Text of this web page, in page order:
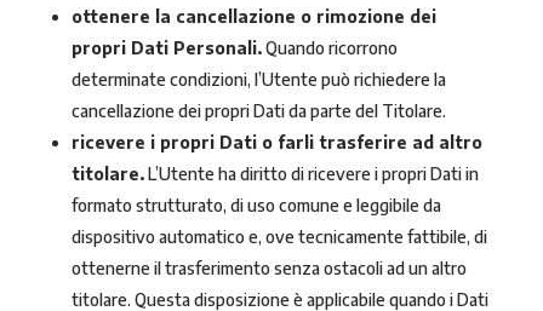
ottenere la cancellazione o rimozione dei
propri Dati Personali.Quando ricorrono
determinate condizioni, l’Utente può richiedere la
cancellazione dei propri Dati da parte del Titolare.
ricevere i propri Dati o farli trasferire ad altro
titolare.L’Utente ha diritto di ricevere i propri Dati in
formato strutturato, di uso comune e leggibile da
dispositivo automatico e, ove tecnicamente fattibile, di
ottenerne il trasferimento senza ostacoli ad un altro
titolare. Questa disposizione è applicabile quando i Dati